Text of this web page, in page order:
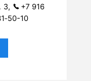
3,
+7 916
10